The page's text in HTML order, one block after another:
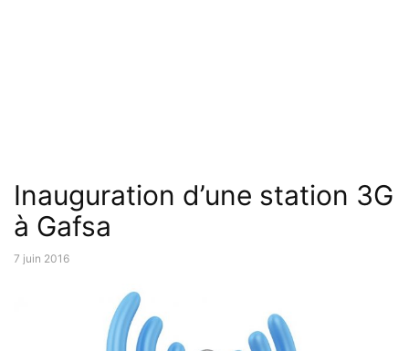
Inauguration d’une station 3G
à Gafsa
7 juin 2016